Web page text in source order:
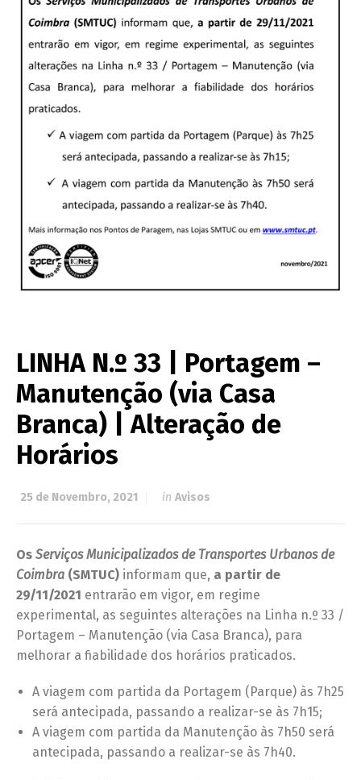
LINHA N.º 33 | Portagem –
Manutenção (via Casa
Branca) | Alteração de
Horários
25 de Novembro, 2021 in Avisos
Os Serviços Municipalizados de Transportes Urbanos de
Coimbra (SMTUC) informam que, a partir de
29/11/2021 entrarão em vigor, em regime
experimental, as seguintes alterações na Linha n.º 33 /
Portagem – Manutenção (via Casa Branca), para
melhorar a fiabilidade dos horários praticados.
A viagem com partida da Portagem (Parque) às 7h25
será antecipada, passando a realizar-se às 7h15;
A viagem com partida da Manutenção às 7h50 será
antecipada, passando a realizar-se às 7h40.